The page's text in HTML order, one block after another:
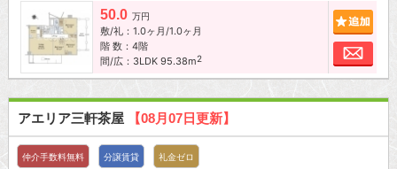
50.0 万円
敷/礼：1.0ヶ月/1.0ヶ月
階 数：4階
間/広：3LDK 95.38m2
お
アエリア三軒茶屋 【08月07日更新】
仲介手数料無料 分譲賃貸 礼金ゼロ